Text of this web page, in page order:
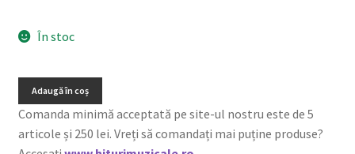
În stoc
Adaugă în coș
Comanda minimă acceptată pe site-ul nostru este de 5
articole și 250 lei. Vreți să comandați mai puține produse?